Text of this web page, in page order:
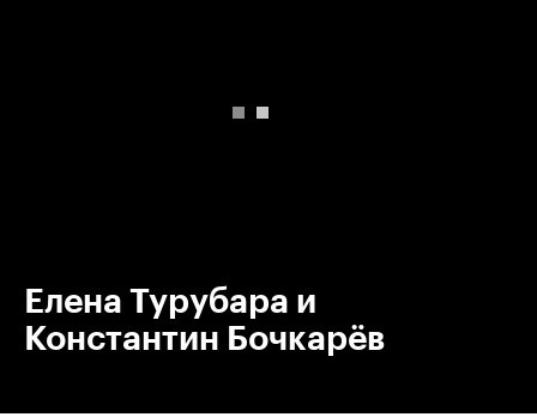
Елена Турубара и
Константин Бочкарёв